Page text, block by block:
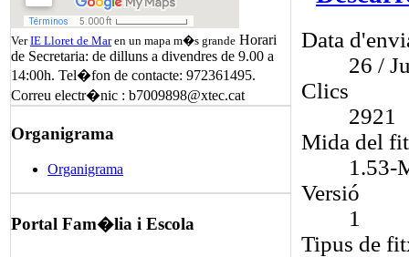
VerIE Lloret de Maren un mapa m�s grande Horari
de Secretaria: de dilluns a divendres de 9.00 a
14:00h. Tel�fon de contacte: 972361495.
Correu electr�nic : b7009898@xtec.cat
Organigrama
Organigrama
Portal Fam�lia i Escola
Data
26 /
Clics
2921
Mida del
1.53-
Versió
1
Tipus de